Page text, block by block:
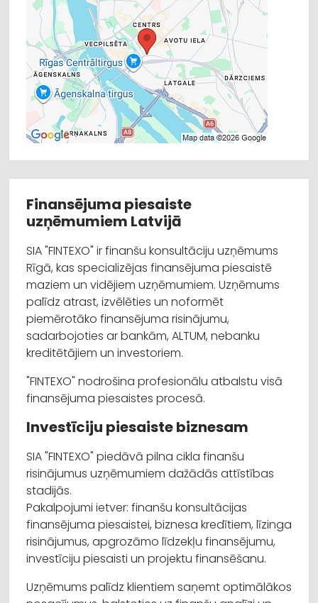
Finansējuma piesaiste
uzņēmumiem Latvijā
SIA "FINTEXO" ir finanšu konsultāciju uzņēmums
Rīgā, kas specializējas finansējuma piesaistē
maziem un vidējiem uzņēmumiem. Uzņēmums
palīdz atrast, izvēlēties un noformēt
piemērotāko finansējuma risinājumu,
sadarbojoties ar bankām, ALTUM, nebanku
kreditētājiem un investoriem.
"FINTEXO" nodrošina profesionālu atbalstu visā
finansējuma piesaistes procesā.
Investīciju piesaiste biznesam
SIA "FINTEXO" piedāvā pilna cikla finanšu
risinājumus uzņēmumiem dažādās attīstības
stadijās.
Pakalpojumi ietver: finanšu konsultācijas
finansējuma piesaistei, biznesa kredītiem, līzinga
risinājumus, apgrozāmo līdzekļu finansējumu,
investīciju piesaisti un projektu finansēšanu.
Uzņēmums palīdz klientiem saņemt optimālākos